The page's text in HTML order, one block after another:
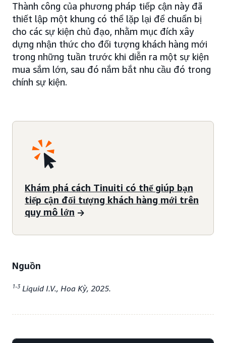
Thành công của phương pháp tiếp cận này đã
thiết lập một khung có thể lặp lại để chuẩn bị
cho các sự kiện chủ đạo, nhằm mục đích xây
dựng nhận thức cho đối tượng khách hàng mới
trong những tuần trước khi diễn ra một sự kiện
mua sắm lớn, sau đó nắm bắt nhu cầu đó trong
chính sự kiện.
Khám phá cách Tinuiti có thể giúp bạn
tiếp cận đối tượng khách hàng mới trên
quy mô lớn
Nguồn
1-3 Liquid I.V., Hoa Kỳ, 2025.